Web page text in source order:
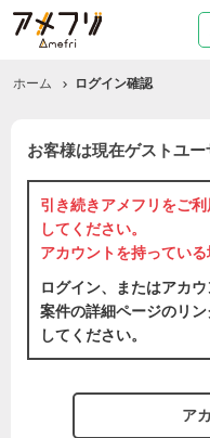
ホーム ログイン確認
お客様は現在ゲストユー
引き続きアメフリをご
してください。
アカウントを持ってい
ログイン、またはアカ
案件の詳細ページのリ
してください。
ア